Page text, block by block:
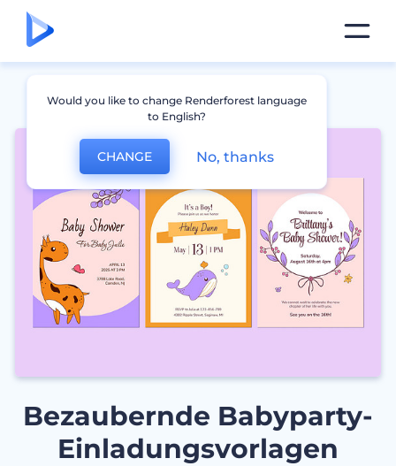
Bezaubernde Babyparty-
Einladungsvorlagen
Would you like to change Renderforest language
to English?
CHANGE No, thanks